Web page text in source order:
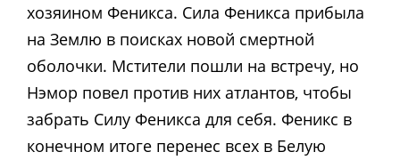
хозяином Феникса. Сила Феникса прибыла
на Землю в поисках новой смертной
оболочки. Мстители пошли на встречу, но
Нэмор повел против них атлантов, чтобы
забрать Силу Феникса для себя. Феникс в
конечном итоге перенес всех в Белую